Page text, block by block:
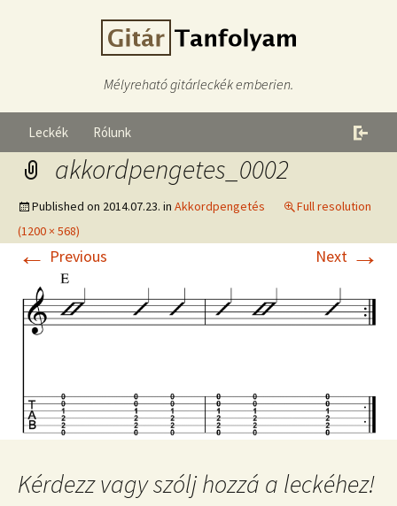
Mélyreható gitárleckék emberien.
Leckék Rólunk
akkordpengetes_0002
Published on 2014.07.23. in Akkordpengetés
Full resolution
(1200 × 568)
← Previous Next →
Kérdezz vagy szólj hozzá a leckéhez!